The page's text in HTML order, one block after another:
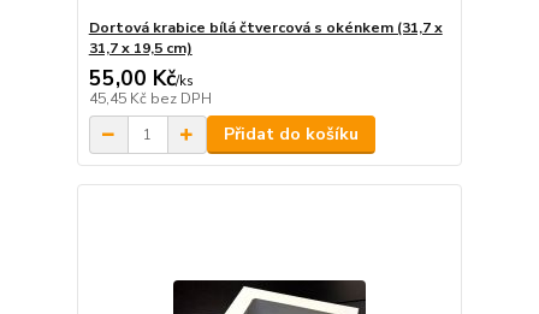
Dortová krabice bílá čtvercová s okénkem (31,7 x
31,7 x 19,5 cm)
55,00 Kč/ks
45,45 Kč bez DPH
Přidat do košíku